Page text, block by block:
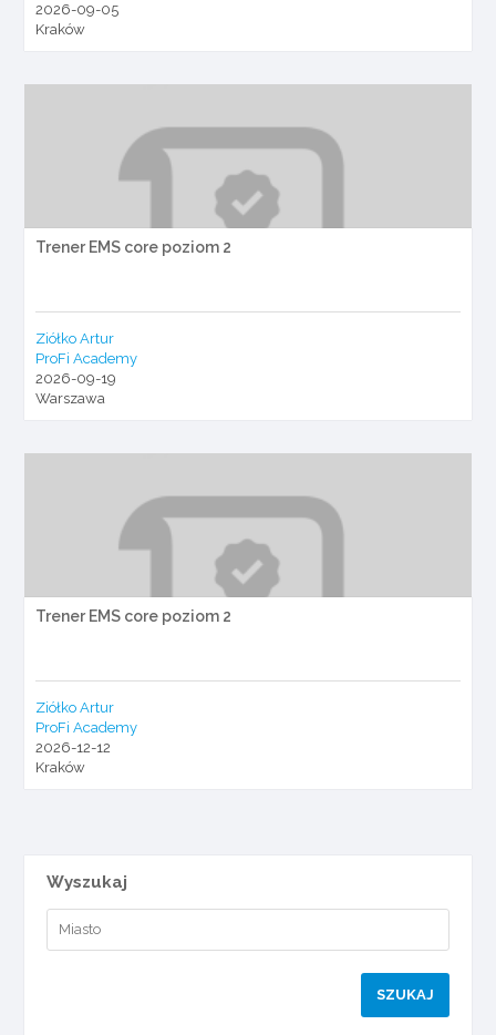
2026-09-05
Kraków
Trener EMS core poziom 2
Ziółko Artur
ProFi Academy
2026-09-19
Warszawa
Trener EMS core poziom 2
Ziółko Artur
ProFi Academy
2026-12-12
Kraków
Wyszukaj